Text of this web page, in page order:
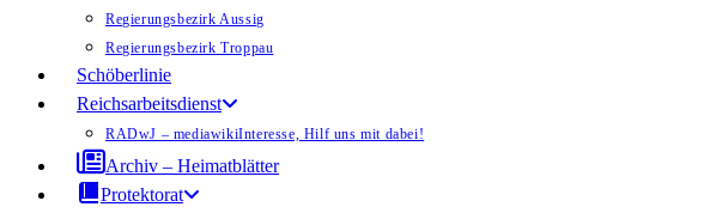
Regierungsbezirk Aussig
Regierungsbezirk Troppau
Schöberlinie
Reichsarbeitsdienst
RADwJ – mediawikiInteresse, Hilf uns mit dabei!
Archiv – Heimatblätter
Protektorat